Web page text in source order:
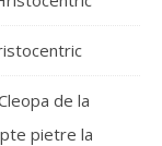
de la
pietre la